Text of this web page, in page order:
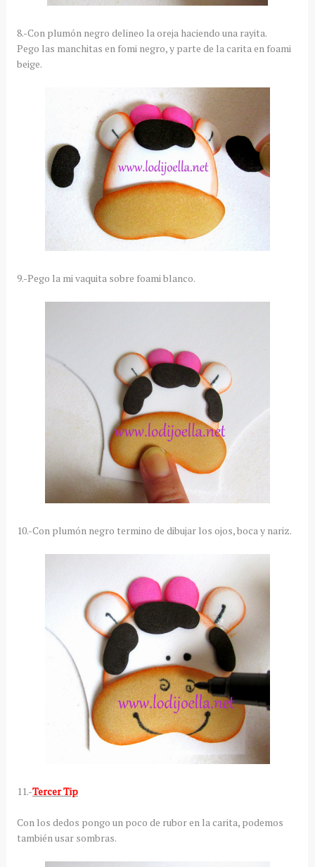
8.-Con plumón negro delineo la oreja haciendo una rayita.
Pego las manchitas en fomi negro, y parte de la carita en foami
beige.
9.-Pego la mi vaquita sobre foami blanco.
10.-Con plumón negro termino de dibujar los ojos, boca y nariz.
11.-Tercer Tip
Con los dedos pongo un poco de rubor en la carita, podemos
también usar sombras.